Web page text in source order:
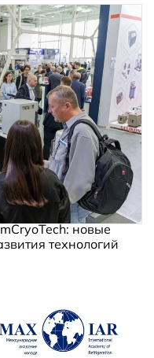
новые
технологий